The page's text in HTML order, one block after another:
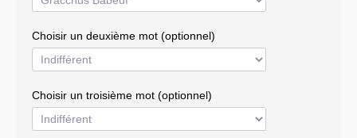
Résistances
Systèmes & société sous contrôle
Choisir un deuxième mot (optionnel)
Choisir un troisième mot (optionnel)